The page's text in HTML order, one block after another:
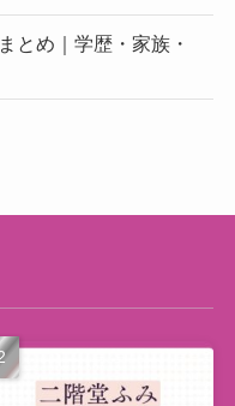
とめ｜学歴・家族・